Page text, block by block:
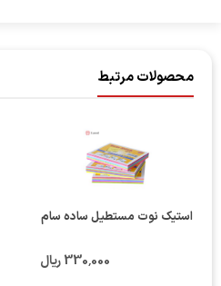
محصولات مرتبط
استیک نوت مستطیل ساده سام
330٬000 ریال